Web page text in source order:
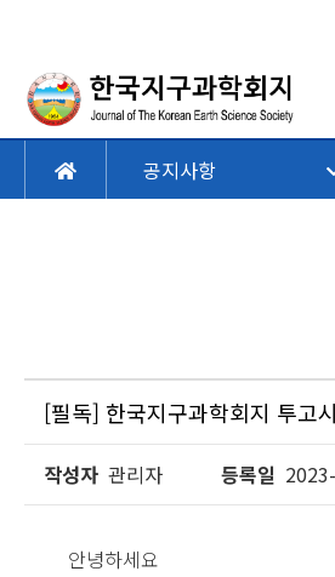
공지사항
[필독] 한국지구과학회지 투고
작성자 관리자 등록일
안녕하세요